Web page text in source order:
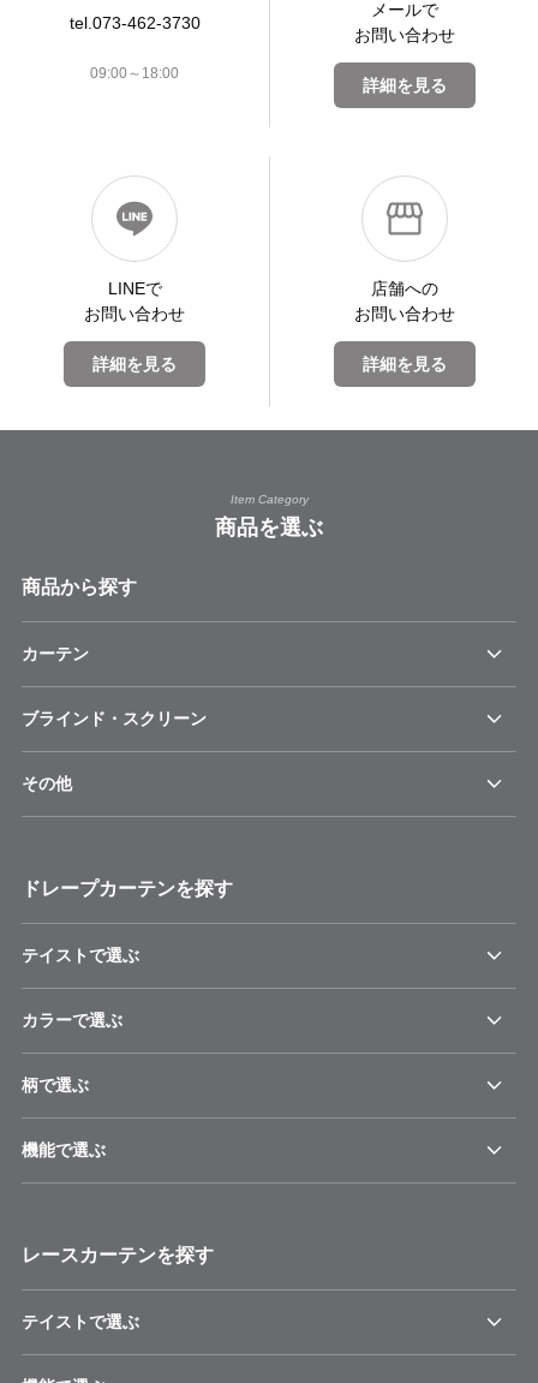
tel.073-462-3730
09:00～18:00
メールで
お問い合わせ
詳細を見る
LINEで
お問い合わせ
詳細を見る
店舗への
お問い合わせ
詳細を見る
Item Category
商品を選ぶ
商品から探す
カーテン
ブラインド・スクリーン
その他
ドレープカーテンを探す
テイストで選ぶ
カラーで選ぶ
柄で選ぶ
機能で選ぶ
レースカーテンを探す
テイストで選ぶ